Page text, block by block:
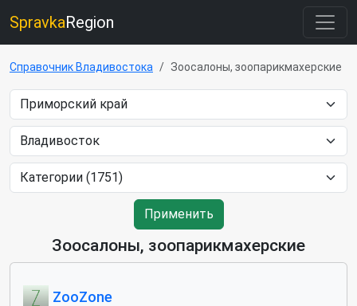
SpravkaRegion
Справочник Владивостока Зоосалоны, зоопарикмахерские
Применить
Зоосалоны, зоопарикмахерские
ZooZone